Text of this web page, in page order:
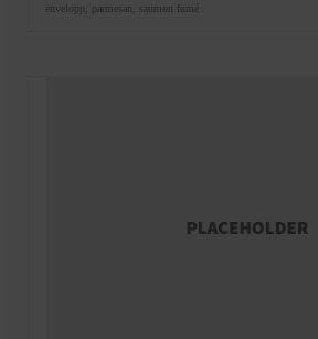
envelopp
parmesan saumon fumé